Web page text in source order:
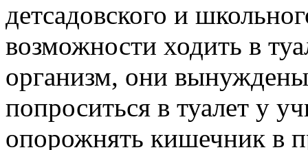
детсадовского и
возможности ходить в
организм, они вынуждены
попроситься в туалет у
опорожнять кишечник в